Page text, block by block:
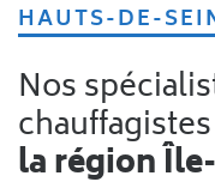
HAUTS-DE-
Nos spécialistes plombiers
la région